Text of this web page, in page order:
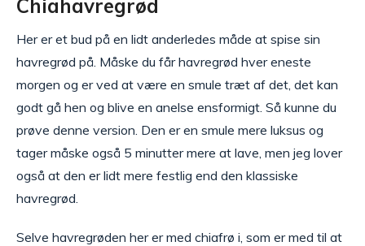
Chiahavregrød
Her er et bud på en lidt anderledes måde at spise sin
havregrød på. Måske du får havregrød hver eneste
morgen og er ved at være en smule træt af det, det kan
godt gå hen og blive en anelse ensformigt. Så kunne du
prøve denne version. Den er en smule mere luksus og
tager måske også 5 minutter mere at lave, men jeg lover
også at den er lidt mere festlig end den klassiske
havregrød.
Selve havregrøden her er med chiafrø i, som er med til at